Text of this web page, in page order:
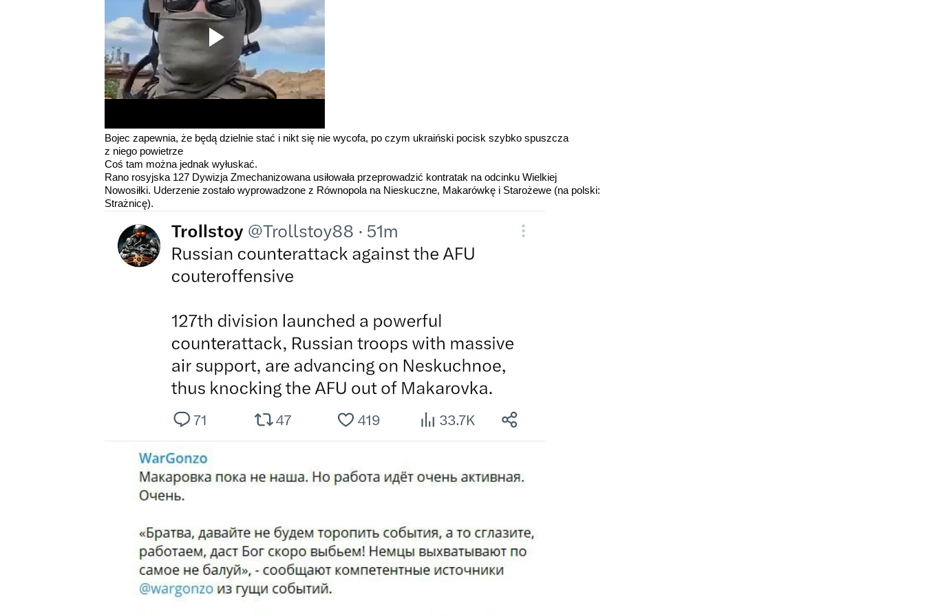
Bojec zapewnia, że będą dzielnie stać i nikt się nie wycofa, po czym ukraiński pocisk szybko spuszcza
z niego powietrze
Coś tam można jednak wyłuskać.
Rano rosyjska 127 Dywizja Zmechanizowana usiłowała przeprowadzić kontratak na odcinku Wielkiej
Nowosiłki. Uderzenie zostało wyprowadzone z Równopola na Nieskuczne, Makarówkę i Starożewe (na polski:
Strażnicę).